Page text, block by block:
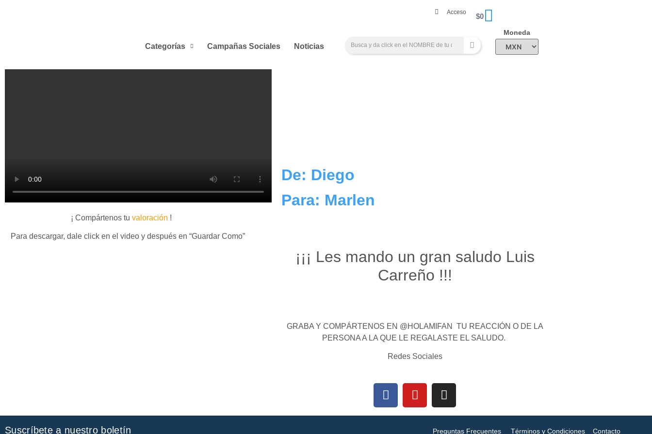
Acceso $0
Categorías Campañas Sociales Noticias
Moneda
¡ Compártenos tu valoración !
Para descargar, dale click en el video y después en “Guardar Como”
De: Diego
Para: Marlen
¡¡¡ Les mando un gran saludo Luis
Carreño !!!
GRABA Y COMPÁRTENOS EN @HOLAMIFAN TU REACCIÓN O DE LA
PERSONA A LA QUE LE REGALASTE EL SALUDO.
Redes Sociales
Suscríbete a nuestro boletín Preguntas Frecuentes Términos y Condiciones Contacto